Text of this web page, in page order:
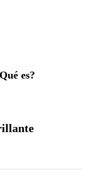
es?